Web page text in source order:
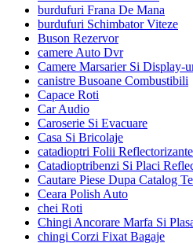
burdufuri Frana De Mana
burdufuri Schimbator Viteze
Buson Rezervor
camere Auto Dvr
Camere Marsarier Si Display-
canistre Busoane Combustibili
Capace Roti
Car Audio
Caroserie Si Evacuare
Casa Si Bricolaje
catadioptri Folii Reflectorizante
Catadioptribenzi Si Placi
Cautare Piese Dupa Catalog
Ceara Polish Auto
chei Roti
Chingi Ancorare Marfa Si
chingi Corzi Fixat Bagaje